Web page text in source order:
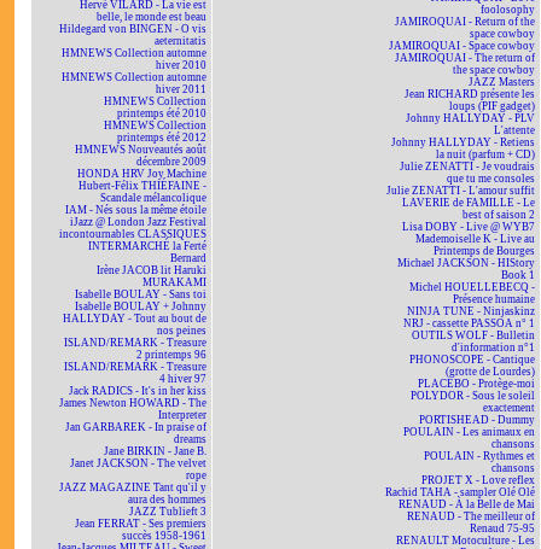
Hervé VILARD - La vie est
belle, le monde est beau
Hildegard von BINGEN - O vis
aeternitatis
HMNEWS Collection automne
hiver 2010
HMNEWS Collection automne
hiver 2011
HMNEWS Collection
printemps été 2010
HMNEWS Collection
printemps été 2012
HMNEWS Nouveautés août
décembre 2009
HONDA HRV Joy Machine
Hubert-Félix THIÉFAINE -
Scandale mélancolique
IAM - Nés sous la même étoile
iJazz @ London Jazz Festival
incontournables CLASSIQUES
INTERMARCHÉ la Ferté
Bernard
Irène JACOB lit Haruki
MURAKAMI
Isabelle BOULAY - Sans toi
Isabelle BOULAY + Johnny
HALLYDAY - Tout au bout de
nos peines
ISLAND/REMARK - Treasure
2 printemps 96
ISLAND/REMARK - Treasure
4 hiver 97
Jack RADICS - It's in her kiss
James Newton HOWARD - The
Interpreter
Jan GARBAREK - In praise of
dreams
Jane BIRKIN - Jane B.
Janet JACKSON - The velvet
rope
JAZZ MAGAZINE Tant qu'il y
aura des hommes
JAZZ Tublieft 3
Jean FERRAT - Ses premiers
succès 1958-1961
foolosophy
JAMIROQUAI - Return of the
space cowboy
JAMIROQUAI - Space cowboy
JAMIROQUAI - The return of
the space cowboy
JAZZ Masters
Jean RICHARD présente les
loups (PIF gadget)
Johnny HALLYDAY - PLV
L'attente
Johnny HALLYDAY - Retiens
la nuit (parfum + CD)
Julie ZENATTI - Je voudrais
que tu me consoles
Julie ZENATTI - L'amour suffit
LAVERIE de FAMILLE - Le
best of saison 2
Lisa DOBY - Live @ WYB7
Mademoiselle K - Live au
Printemps de Bourges
Michael JACKSON - HIStory
Book 1
Michel HOUELLEBECQ -
Présence humaine
NINJA TUNE - Ninjaskinz
NRJ - cassette PASSOA n° 1
OUTILS WOLF - Bulletin
d'information n°1
PHONOSCOPE - Cantique
(grotte de Lourdes)
PLACEBO - Protège-moi
POLYDOR - Sous le soleil
exactement
PORTISHEAD - Dummy
POULAIN - Les animaux en
chansons
POULAIN - Rythmes et
chansons
PROJET X - Love reflex
Rachid TAHA - sampler Olé Olé
RENAUD - À la Belle de Mai
RENAUD - The meilleur of
Renaud 75-95
RENAULT Motoculture - Les